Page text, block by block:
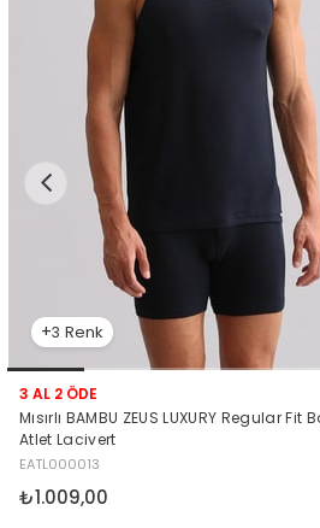
3
3 AL 2 ÖDE
Mısırlı BAMBU ZEUS LUXURY Regular Fit
Atlet Lacivert
EATL000013
₺1.009,00